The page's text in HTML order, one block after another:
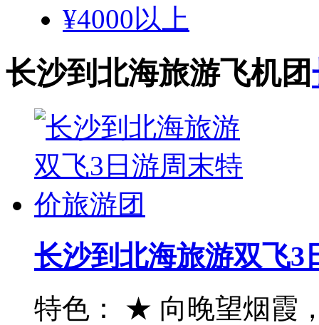
¥4000以上
长沙到北海旅游飞机团
长沙到北海旅游双飞3
特色： ★ 向晚望烟霞